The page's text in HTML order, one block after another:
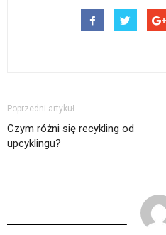
Poprzedni artykuł
Czym różni się recykling od
upcyklingu?